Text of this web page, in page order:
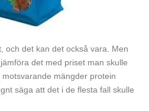
och det kan det också vara. Men
det med priset man skulle
mängder protein
säga att det i de flesta fall skulle